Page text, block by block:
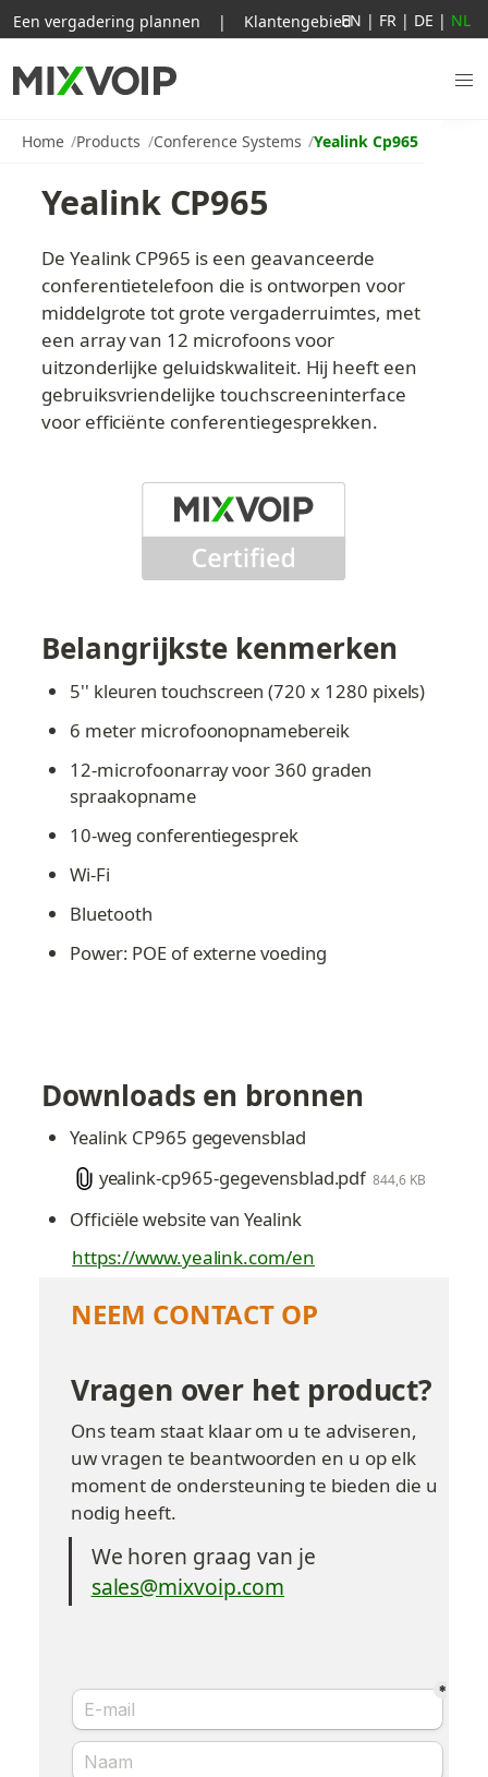
Home Products Conference Systems Yealink Cp965
Yealink CP965
De Yealink CP965 is een geavanceerde
conferentietelefoon die is ontworpen voor
middelgrote tot grote vergaderruimtes, met
een array van 12 microfoons voor
uitzonderlijke geluidskwaliteit. Hij heeft een
gebruiksvriendelijke touchscreeninterface
voor efficiënte conferentiegesprekken.
Belangrijkste kenmerken
5'' kleuren touchscreen (720 x 1280 pixels)
6 meter microfoonopnamebereik
12-microfoonarray voor 360 graden
spraakopname
10-weg conferentiegesprek
Wi-Fi
Bluetooth
Power: POE of externe voeding
Downloads en bronnen
Yealink CP965 gegevensblad
yealink-cp965-gegevensblad.pdf 844,6 KB
Officiële website van Yealink
https://www.yealink.com/en
NEEM CONTACT OP
Vragen over het product?
Ons team staat klaar om u te adviseren,
uw vragen te beantwoorden en u op elk
moment de ondersteuning te bieden die u
nodig heeft.
We horen graag van je
sales@mixvoip.com
Een vergadering plannen | KlantengebiedEN | FR | DE | NL